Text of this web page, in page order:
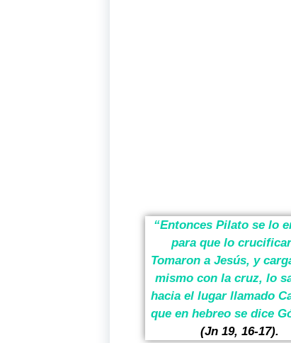
“Entonces Pilato se lo
para que lo
Tomaron a Jesús, y
mismo con la cruz, lo
hacia el lugar llamado
que en hebreo se dice
(Jn 19, 16-17).